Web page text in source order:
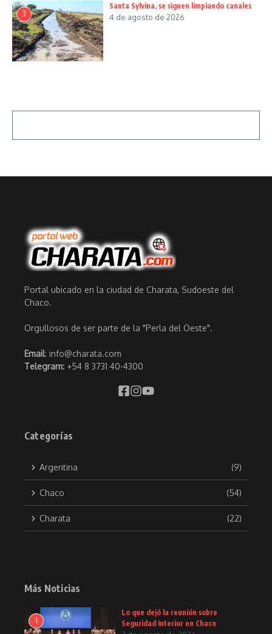
3
Santa Sylvina, se siguen limpiando canales
4 de agosto de 2026
Portal ubicado en la ciudad de Charata, Sudoeste del
Chaco.
Orgullosos de ser parte de la "Perla del Oeste".
Email: info@charata.com
Telegram: +54 8 3731 40-4300
Categorías
Argentina (9)
Chaco (54)
Charata (22)
Más Noticias
1
Lo que dejó la reunión sobre
Seguridad Interior en Chaco